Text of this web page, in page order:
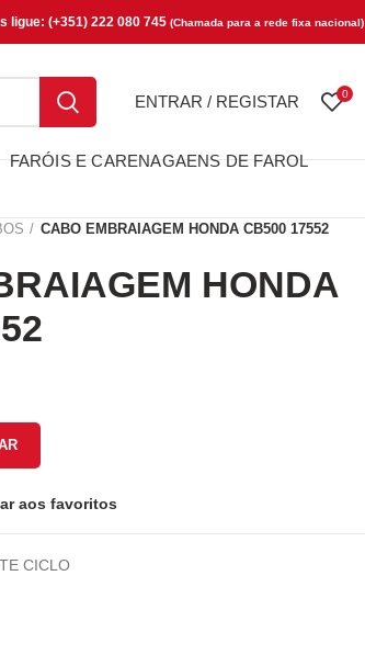
ligue: (+351) 222 080 745 (Chamada para a rede fixa nacional)
ENTRAR / REGISTAR 0
FARÓIS E CARENAGAENS DE FAROL
CABO EMBRAIAGEM HONDA CB500 17552
HONDA
aos favoritos
CICLO